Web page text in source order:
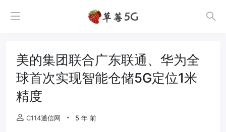
美的集团联合广东联通、华为全
球首次实现智能仓储5G定位1米
精度
C114通信网 5 年 前